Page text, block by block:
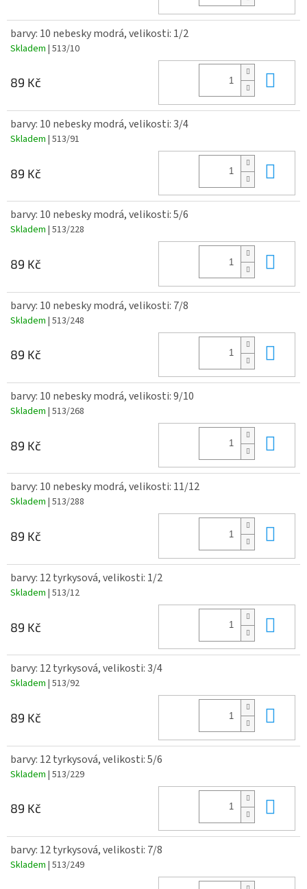
barvy: 10 nebesky modrá, velikosti: 1/2
Skladem | 513/10
89 Kč
barvy: 10 nebesky modrá, velikosti: 3/4
Skladem | 513/91
89 Kč
barvy: 10 nebesky modrá, velikosti: 5/6
Skladem | 513/228
89 Kč
barvy: 10 nebesky modrá, velikosti: 7/8
Skladem | 513/248
89 Kč
barvy: 10 nebesky modrá, velikosti: 9/10
Skladem | 513/268
89 Kč
barvy: 10 nebesky modrá, velikosti: 11/12
Skladem | 513/288
89 Kč
barvy: 12 tyrkysová, velikosti: 1/2
Skladem | 513/12
89 Kč
barvy: 12 tyrkysová, velikosti: 3/4
Skladem | 513/92
89 Kč
barvy: 12 tyrkysová, velikosti: 5/6
Skladem | 513/229
89 Kč
barvy: 12 tyrkysová, velikosti: 7/8
Skladem | 513/249